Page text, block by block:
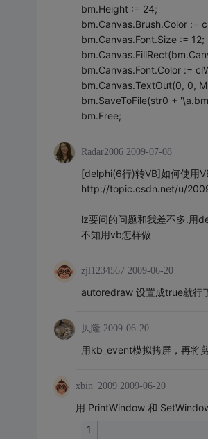
bm.Height := 24;
bm.Canvas.Brush.Color :=
bm.Canvas.Font.Size := 12;
bm.Canvas.Font.Color :=
bm.Canvas.TextOut(0, 0,
bm.SaveToFile(str0 +
bm.Free;
Radar2006 2009-07-08
[delphi(6行)转VB]如何使用
http://topic.csdn.net/u/
lz要问的问题和我差不多.用
不知用vb怎样做
zjl1234567 2009-06-20
autoredraw 设置成true就行
贝隆 2009-06-20
用kb_event模拟拷屏，再将
xbin_2009 2009-06-20
用 PrintWindow 和